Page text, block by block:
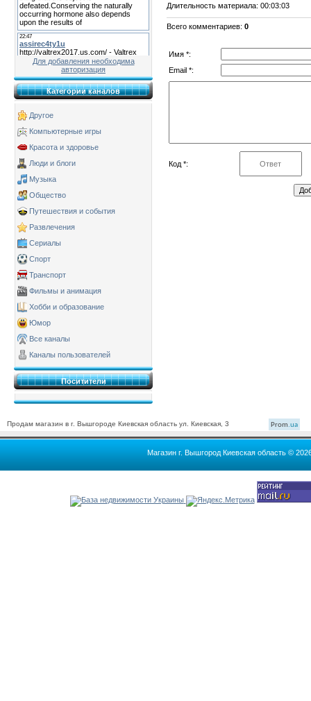
Для добавления необходима
авторизация
Категории каналов
Другое
Компьютерные игры
Красота и здоровье
Люди и блоги
Музыка
Общество
Путешествия и события
Развлечения
Сериалы
Спорт
Транспорт
Фильмы и анимация
Хобби и образование
Юмор
Все каналы
Каналы пользователей
Поситители
Длительность материала: 00:03:03
Всего комментариев: 0
Имя *:
Email *:
Код *:
Продам магазин в г. Вышгороде Киевская область ул. Киевская, 3 Prom.ua
Магазин г. Вышгород Киевская область ©